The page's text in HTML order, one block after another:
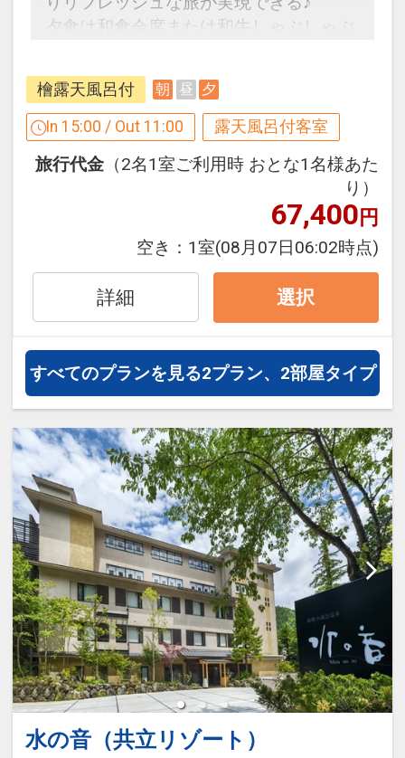
夕食は和食会席または和牛しゃぶしゃぶ
ここがポイント！
●3つの貸切風呂が空いていれば滞在中何
●ウェルカムドリンク付（セルフサービ
●おひとり様ごと、お部屋にバスタオル
を2枚ご用意（1泊ごと）
●おとなの方に、選べる色浴衣を1枚ご用
意（1泊ごと）
設定期間：2026年4月1日～2026年11月
インターネットコース番号：DP-1-
17261652
檜露天風呂付 朝 昼 夕
In 15:00 / Out 11:00 露天風呂付客室
旅行代金 （2名1室ご利用時 おとな1名様あた
り）
67,400円
空き： 1室(08月07日06:02時点)
詳細 選択
すべてのプランを見る2プラン、2部屋タイプ
水の音（共立リゾート）